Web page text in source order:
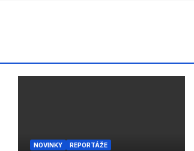
NOVINKY REPORTÁŽE